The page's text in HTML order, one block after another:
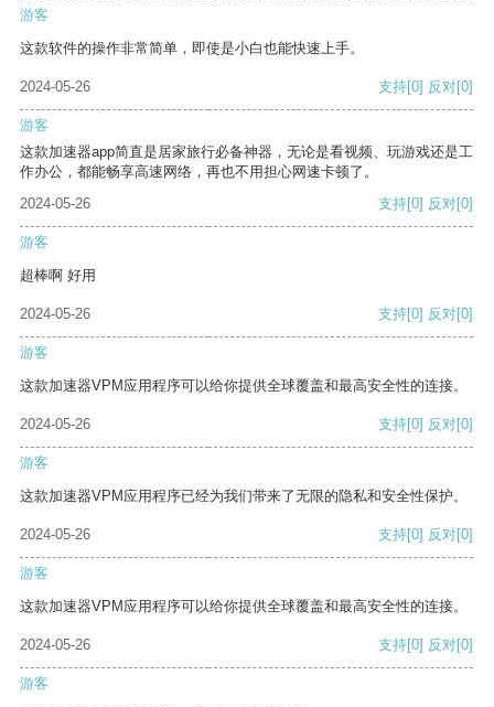
游客
这款软件的操作非常简单，即使是小白也能快速上手。
2024-05-26 支持[0] 反对[0]
游客
这款加速器app简直是居家旅行必备神器，无论是看视频、玩游戏还是工
作办公，都能畅享高速网络，再也不用担心网速卡顿了。
2024-05-26
支持[0] 反对[0]
游客
超棒啊 好用
2024-05-26 支持[0] 反对[0]
游客
这款加速器VPM应用程序可以给你提供全球覆盖和最高安全性的连接。
2024-05-26 支持[0] 反对[0]
游客
这款加速器VPM应用程序已经为我们带来了无限的隐私和安全性保护。
2024-05-26 支持[0] 反对[0]
游客
这款加速器VPM应用程序可以给你提供全球覆盖和最高安全性的连接。
2024-05-26 支持[0] 反对[0]
游客